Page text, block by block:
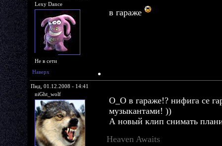
Lexy Dance
Не в сети
в гараже
Наверх
Пнд, 01.12.2008 - 14:41
niGht_wolf
О_О в гараже!? нифига се
музыкантами! ))
А новый клип снимать
Heaven Awaits